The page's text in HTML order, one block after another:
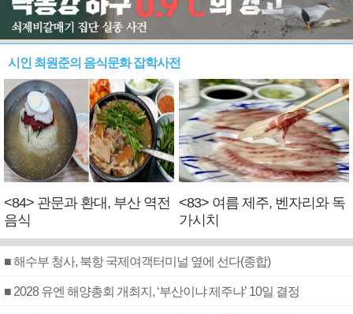
시인 최원준의 음식문화 잡학사전
<84> 관문과 환대, 부산 역전
음식
<83> 여름 제주, 벤자리와 독
가시치
■ 해수부 청사, 북항 국제여객터미널 옆에 선다(종합)
■ 2028 유엔 해양총회 개최지, ‘부산이냐 제주냐’ 10일 결정